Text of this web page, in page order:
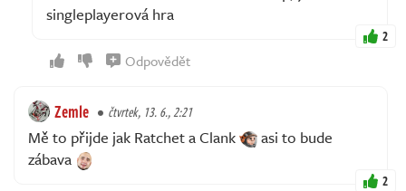
singleplayerová hra
2
Odpovědět
Zemle čtvrtek, 13. 6., 2:21
Mě to přijde jak Ratchet a Clank
asi to bude
zábava
2